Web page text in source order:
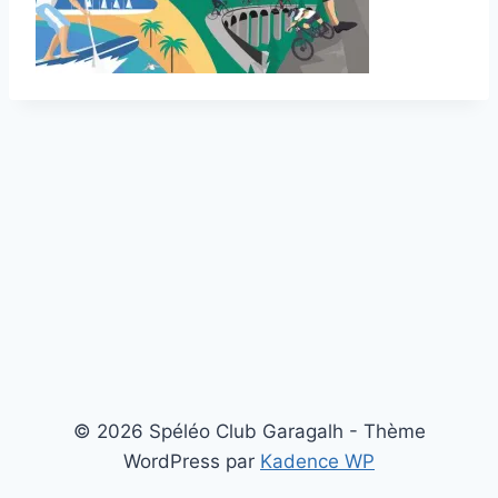
© 2026 Spéléo Club Garagalh - Thème
WordPress par Kadence WP